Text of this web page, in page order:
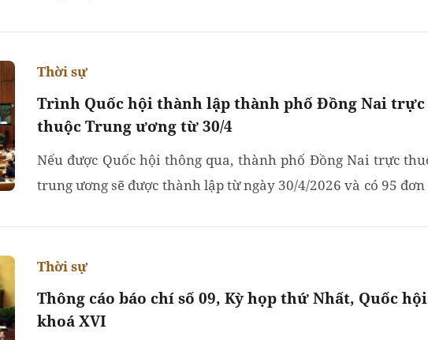
Trình Quốc hội thành lập thành phố Đồng Nai trực
thuộc Trung ương từ 30/4
Thời sự
Nếu được Quốc hội thông qua, thành phố Đồng Nai trực
trung ương sẽ được thành lập từ ngày 30/4/2026 và có 95
Thông cáo báo chí số 09, Kỳ họp thứ Nhất, Quốc hội
khoá XVI
Thời sự